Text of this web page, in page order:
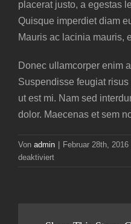
placerat justo, a egestas
Quisque imperdiet diam
Mauris ac lacinia mauris,
Donec ullamcorper enim
Suspendisse feugiat
ut est mi. Nam sed
dolor. Maecenas et sem
Von admin | Februar 28th, 2016
deaktiviertfür